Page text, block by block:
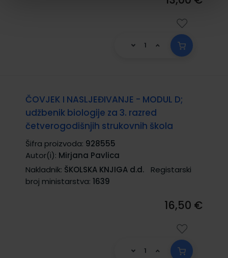
ČOVJEK I NASLJEĐIVANJE - MODUL D;
udžbenik biologije za 3. razred
četverogodišnjih strukovnih škola
Šifra proizvoda: 928555
Autor(i): Mirjana Pavlica
Nakladnik: ŠKOLSKA KNJIGA d.d.
Registarski
broj ministarstva: 1639
16,50 €